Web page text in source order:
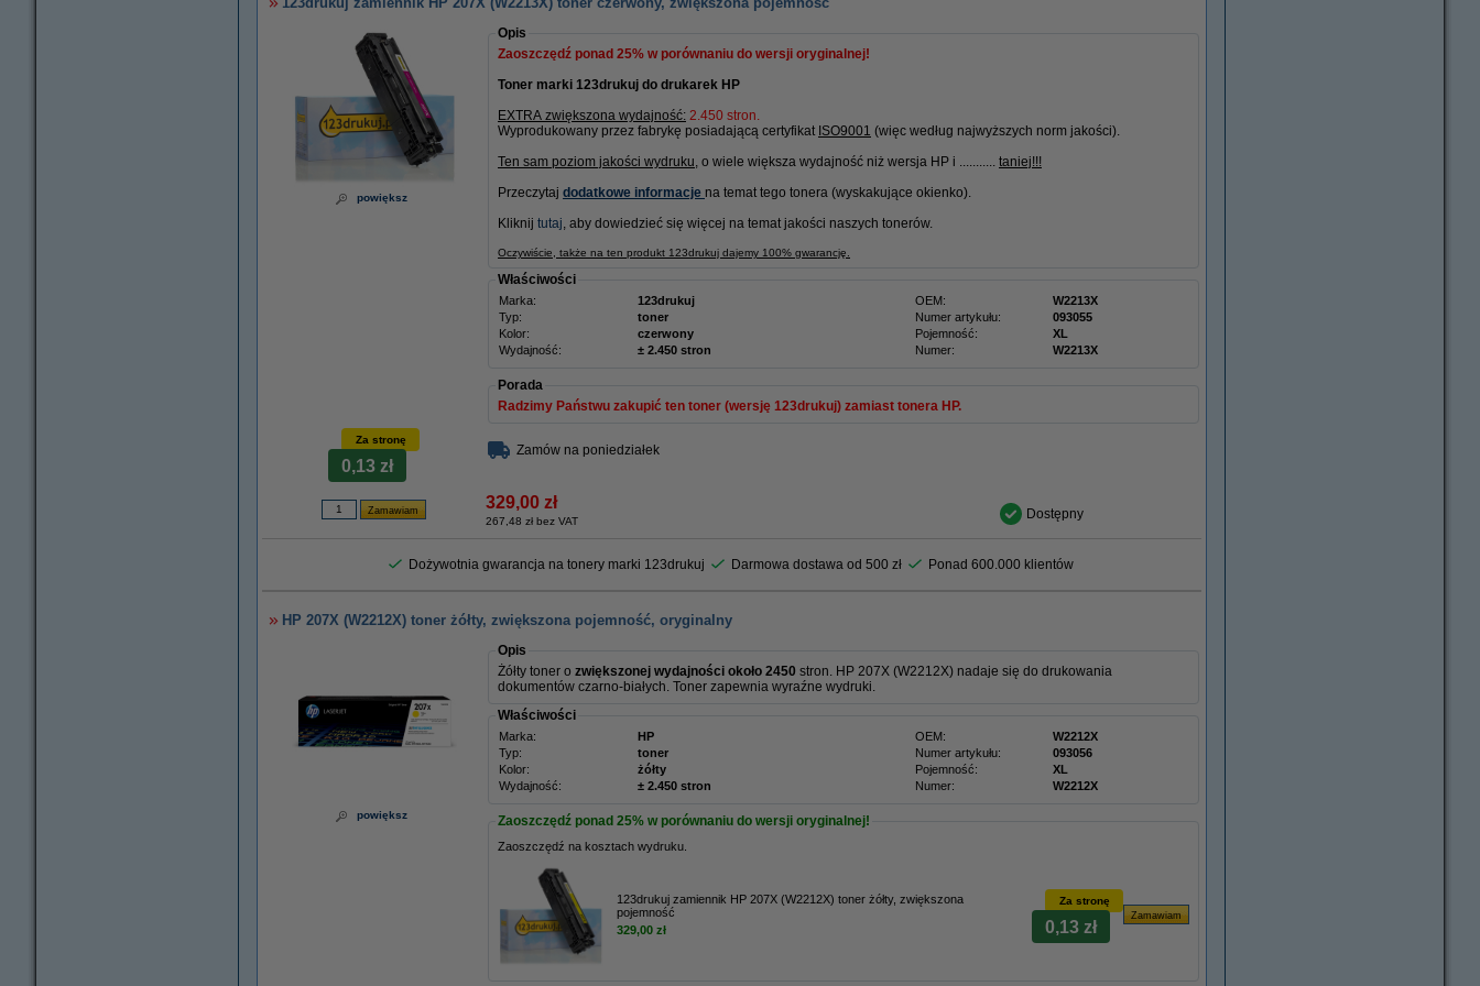
powiększ
Opis
Zaoszczędź ponad 25% w porównaniu do wersji oryginalnej!
Toner marki 123drukuj do drukarek HP
EXTRA zwiększona wydajność: 2.450 stron.
Wyprodukowany przez fabrykę posiadającą certyfikat ISO9001 (więc według najwyższych norm jakości).
Ten sam poziom jakości wydruku, o wiele większa wydajność niż wersja HP i ........... taniej!!!
Przeczytaj dodatkowe informacje na temat tego tonera (wyskakujące okienko).
Kliknij tutaj, aby dowiedzieć się więcej na temat jakości naszych tonerów.
Oczywiście, także na ten produkt 123drukuj dajemy 100% gwarancję.
Właściwości
Marka: 123drukuj OEM:
W2213X
Typ:
toner Numer artykułu:
093055
Kolor:
czerwony Pojemność:
XL
Wydajność:
± 2.450 stron Numer: W2213X
Porada
Radzimy Państwu zakupić ten toner (wersję 123drukuj) zamiast tonera HP.
Za stronę
0,13 zł
Zamów na poniedziałek
329,00 zł
267,48 zł bez VAT Dostępny
Dożywotnia gwarancja na tonery marki 123drukuj Darmowa dostawa od 500 zł Ponad 600.000 klientów
HP 207X (W2212X) toner żółty, zwiększona pojemność, oryginalny
powiększ
Opis
Żółty toner o zwiększonej wydajności około 2450 stron. HP 207X (W2212X) nadaje się do drukowania
dokumentów czarno-białych. Toner zapewnia wyraźne wydruki.
Właściwości
Marka: HP OEM:
W2212X
Typ:
toner Numer artykułu:
093056
Kolor:
żółty Pojemność:
XL
Wydajność:
± 2.450 stron Numer: W2212X
Zaoszczędź ponad 25% w porównaniu do wersji oryginalnej!
Zaoszczędź na kosztach wydruku.
123drukuj zamiennik HP 207X (W2212X) toner żółty, zwiększona
pojemność
329,00 zł
Za stronę
0,13 zł